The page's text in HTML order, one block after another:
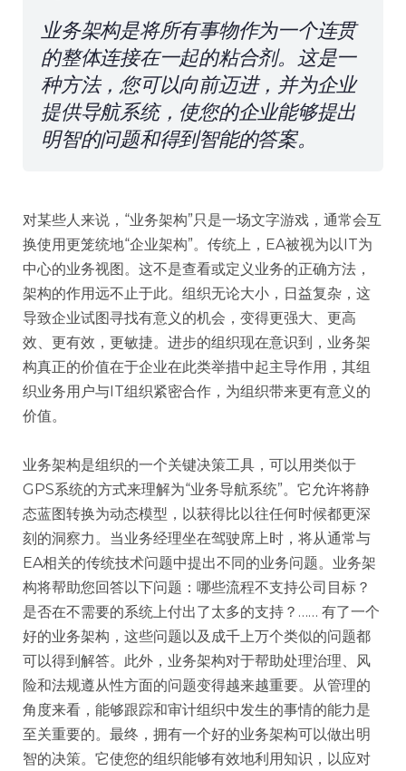
业务架构是将所有事物作为一个连贯
的整体连接在一起的粘合剂。这是一
种方法，您可以向前迈进，并为企业
提供导航系统，使您的企业能够提出
明智的问题和得到智能的答案。
对某些人来说，“业务架构”只是一场文字游戏，通常会互
换使用更笼统地“企业架构”。传统上，EA被视为以IT为
中心的业务视图。这不是查看或定义业务的正确方法，
架构的作用远不止于此。组织无论大小，日益复杂，这
导致企业试图寻找有意义的机会，变得更强大、更高
效、更有效，更敏捷。进步的组织现在意识到，业务架
构真正的价值在于企业在此类举措中起主导作用，其组
织业务用户与IT组织紧密合作，为组织带来更有意义的
价值。
业务架构是组织的一个关键决策工具，可以用类似于
GPS系统的方式来理解为“业务导航系统”。它允许将静
态蓝图转换为动态模型，以获得比以往任何时候都更深
刻的洞察力。当业务经理坐在驾驶席上时，将从通常与
EA相关的传统技术问题中提出不同的业务问题。业务架
构将帮助您回答以下问题：哪些流程不支持公司目标？
是否在不需要的系统上付出了太多的支持？…… 有了一个
好的业务架构，这些问题以及成千上万个类似的问题都
可以得到解答。此外，业务架构对于帮助处理治理、风
险和法规遵从性方面的问题变得越来越重要。从管理的
角度来看，能够跟踪和审计组织中发生的事情的能力是
至关重要的。最终，拥有一个好的业务架构可以做出明
智的决策。它使您的组织能够有效地利用知识，以应对